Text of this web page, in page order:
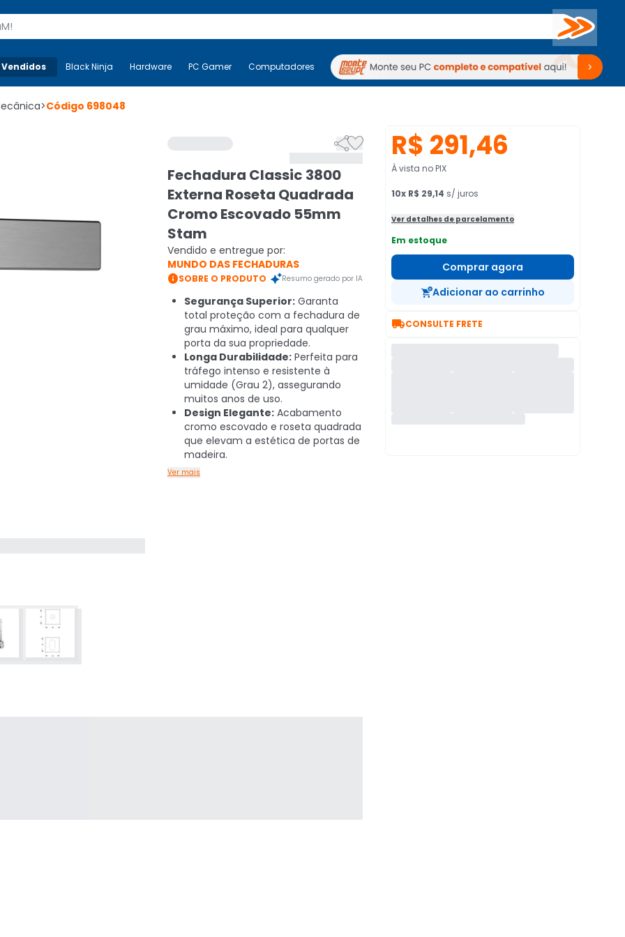
Buscar
Mais-v- Black Ninja Hardware PC Gamer Computadores Periféricos TV Venda no KaBuM!
Black Ninja Hardware PC Gamer Computadores Periféricos TV Venda no KaBuM!
>Código 698048

Fechadura Classic 3800
Externa Roseta Quadrada
Cromo Escovado 55mm
Stam
Vendido e entregue por:
MUNDO DAS FECHADURAS
SOBRE O PRODUTO Resumo gerado por IA
Segurança Superior: Garanta
total proteção com a fechadura de
grau máximo, ideal para qualquer
porta da sua propriedade.
Longa Durabilidade: Perfeita para
tráfego intenso e resistente à
umidade (Grau 2), assegurando
muitos anos de uso.
Design Elegante: Acabamento
cromo escovado e roseta quadrada
que elevam a estética de portas de
madeira.
Ver mais
R$ 291,46
À vista no PIX
10x R$ 29,14 s/ juros
Ver detalhes de parcelamento
Em estoque
Comprar agora
Adicionar ao carrinho
CONSULTE FRETE